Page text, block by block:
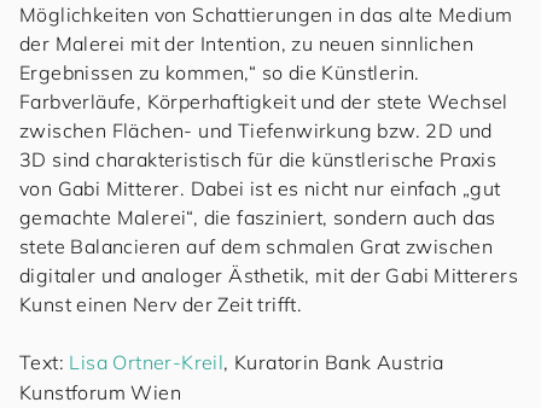
Möglichkeiten von Schattierungen in das alte Medium
der Malerei mit der Intention, zu neuen sinnlichen
Ergebnissen zu kommen,“ so die Künstlerin.
Farbverläufe, Körperhaftigkeit und der stete Wechsel
zwischen Flächen- und Tiefenwirkung bzw. 2D und
3D sind charakteristisch für die künstlerische Praxis
von Gabi Mitterer. Dabei ist es nicht nur einfach „gut
gemachte Malerei“, die fasziniert, sondern auch das
stete Balancieren auf dem schmalen Grat zwischen
digitaler und analoger Ästhetik, mit der Gabi Mitterers
Kunst einen Nerv der Zeit trifft.
Text: Lisa Ortner-Kreil, Kuratorin Bank Austria
Kunstforum Wien